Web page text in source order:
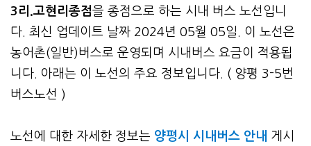
3리.고현리종점을 종점으로 하는 시내 버스 노선입니
다. 최신 업데이트 날짜 2024년 05월 05일. 이 노선은
농어촌(일반)버스로 운영되며 시내버스 요금이 적용됩
니다. 아래는 이 노선의 주요 정보입니다. ( 양평 3-5번
버스노선 )
노선에 대한 자세한 정보는 양평시 시내버스 안내 게시